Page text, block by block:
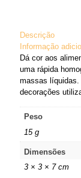
Descrição
Informação
Dá cor aos
uma rápida
massas líquidas.
decorações
Peso
15 g
Dimensões
3 × 3 × 7 cm